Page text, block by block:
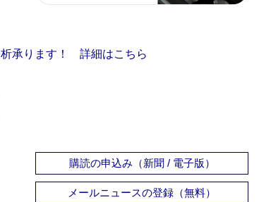
承ります！ 詳細はこちら
購読の申込み（新聞 / 電子版）
メールニュースの登録（無料）